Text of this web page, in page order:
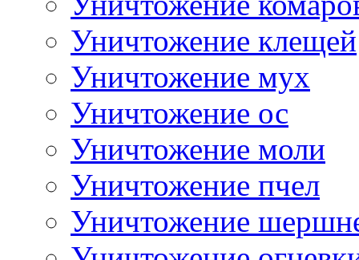
Уничтожение клещей
Уничтожение мух
Уничтожение ос
Уничтожение моли
Уничтожение пчел
Уничтожение